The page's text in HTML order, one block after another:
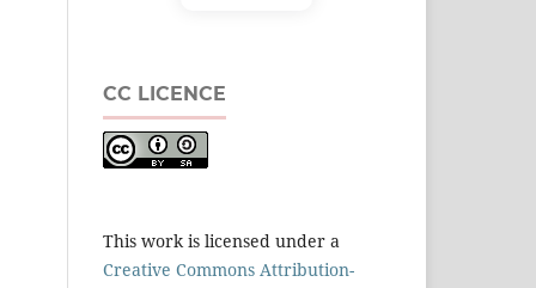
CC LICENCE
This work is licensed under a
Creative Commons Attribution-